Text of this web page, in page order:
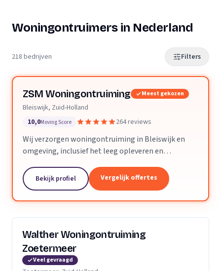
Woningontruimers in Nederland
218 bedrijven Filters
ZSM Woningontruiming Meest gekozen
Bleiswijk, Zuid-Holland
10,0Moving Score 264 reviews
Wij verzorgen woningontruiming in Bleiswijk en
omgeving, inclusief het leeg opleveren en
Bekijk profiel Vergelijk offertes
Walther Woningontruiming
Zoetermeer
Veel gevraagd